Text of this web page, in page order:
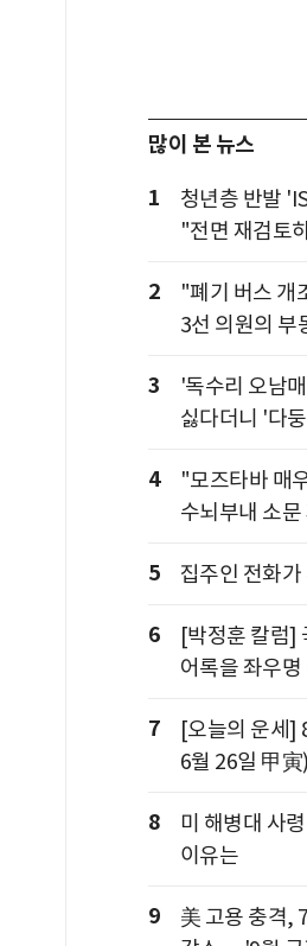
많이 본 뉴스
1
청년층 반발
"전면 재검토
2
"폐기 버스 개
3선 의원의 부
3
'독수리 오남
싫다더니 '다
4
"모즈타바 매
수뇌부내 소
5 집주인 전화
6
[박정훈 칼럼]
어록을 좌우
7
[오늘의 운세]
6월 26일 甲寅)
8
미 해병대 사
이유는
9
美 고용 충격,